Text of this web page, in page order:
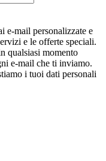
e-mail personalizzate e
e le offerte speciali.
qualsiasi momento
e-mail che ti inviamo.
i tuoi dati personali